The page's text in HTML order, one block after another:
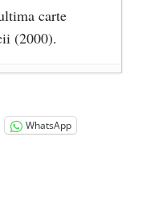
carte
(2000).
Războiul
sclavia totală
legătura
WhatsApp